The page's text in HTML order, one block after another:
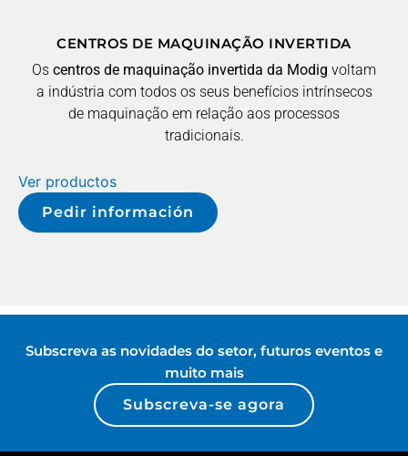
CENTROS DE MAQUINAÇÃO INVERTIDA
Os centros de maquinação invertida da Modig voltam
a indústria com todos os seus benefícios intrínsecos
de maquinação em relação aos processos
tradicionais.
Ver productos
Pedir información
Subscreva as novidades do setor, futuros eventos e
muito mais
Subscreva-se agora